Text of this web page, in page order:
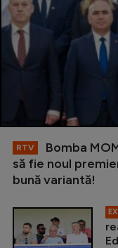
RTV
Bomba
să fie noul
bună variantă!